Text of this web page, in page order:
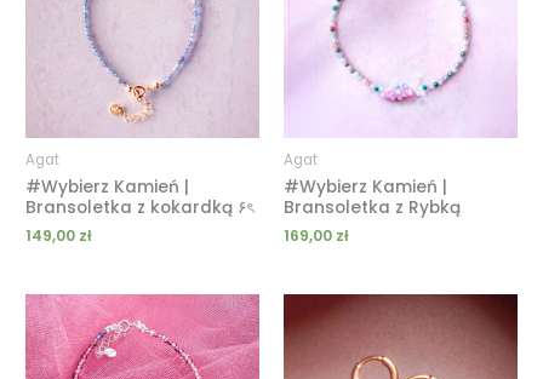
Agat
#Wybierz Kamień |
Bransoletka z kokardką ۶ৎ
149,00 zł
Agat
#Wybierz Kamień |
Bransoletka z Rybką
169,00 zł